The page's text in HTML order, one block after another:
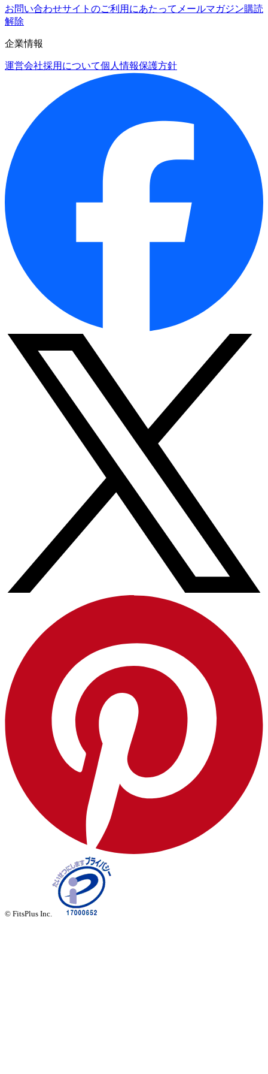
お問い合わせサイトのご利用にあたって メールマガジン購読
解除
企業情報
運営会社採用について個人情報保護方針
© FitsPlus Inc.